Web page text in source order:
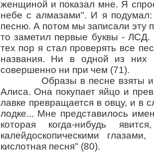
женщиной и показал мне. Я
небе с алмазами". И я
песню. А потом мы записали эту
то заметил первые буквы -
тех пор я стал проверять все
названия. Ни в одной из них
совершенно ни при чем (71).
Образы в песне взяты из
Алиса. Она покупает яйцо и
лавке превращается в овцу, и в
лодке... Мне представилось
которая когда-нибудь
калейдоскопическими
кислотная песня" (80).